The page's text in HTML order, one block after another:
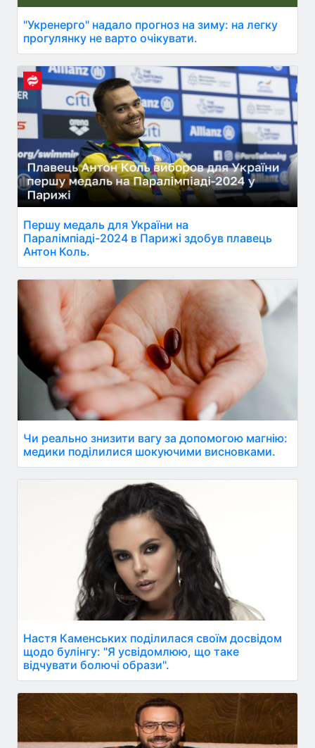
"Укренерго" надало прогноз на зиму: на легку
прогулянку не варто очікувати.
Першу медаль для України на
Паралімпіаді-2024 в Парижі здобув плавець
Антон Коль.
Чи реально знизити вагу за допомогою магнію:
медики поділилися шокуючими висновками.
Настя Каменських поділилася своїм досвідом
щодо булінгу: "Я усвідомлюю, що таке
відчувати болючі образи".